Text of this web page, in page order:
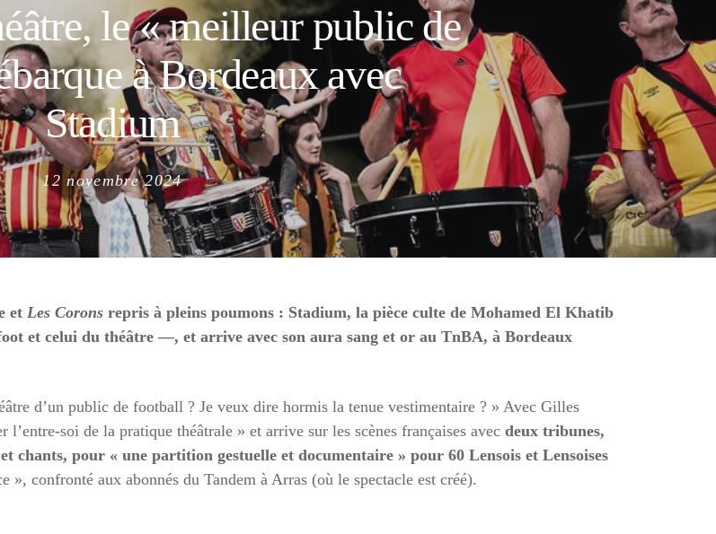
le « meilleur public de
à Bordeaux avec
Stadium
Posted
on
12 novembre 2024
et Les Corons repris à pleins poumons : Stadium, la pièce culte de Mohamed El Khatib
et celui du théâtre —, et arrive avec son aura sang et or au TnBA, à Bordeaux
d’un public de football ? Je veux dire hormis la tenue vestimentaire ? » Avec Gilles
l’entre-soi de la pratique théâtrale » et arrive sur les scènes françaises avec deux tribunes,
chants, pour « une partition gestuelle et documentaire » pour 60 Lensois et Lensoises
confronté aux abonnés du Tandem à Arras (où le spectacle est créé).